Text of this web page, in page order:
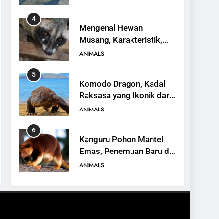
4
Mengenal Hewan
Musang, Karakteristik,
Jenis, dan Peran dalam
ANIMALS
5
Komodo Dragon, Kadal
Raksasa yang Ikonik dari
Indonesia
ANIMALS
6
Kanguru Pohon Mantel
Emas, Penemuan Baru di
Dunia Satwa
ANIMALS
7
Mengenal Ikan Kerapu